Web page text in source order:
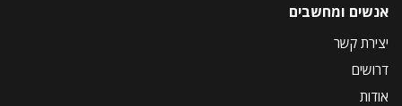
אנשים ומחשבים
יצירת קשר
דרושים
אודות